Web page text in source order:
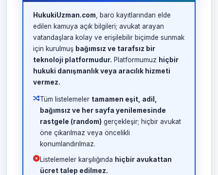
HukukiUzman.com , baro kayıtlarından elde
edilen kamuya açık bilgileri; avukat arayan
vatandaşlara kolay ve erişilebilir biçimde sunmak
için kurulmuş bağımsız ve tarafsız bir
teknoloji platformudur. Platformumuz hiçbir
hukuki danışmanlık veya aracılık hizmeti
vermez.
Tüm listelemeler tamamen eşit, adil,
bağımsız ve her sayfa yenilemesinde
rastgele (random) gerçekleşir; hiçbir avukat
öne çıkarılmaz veya öncelikli
konumlandırılmaz.
Listelemeler karşılığında hiçbir avukattan
ücret talep edilmez.